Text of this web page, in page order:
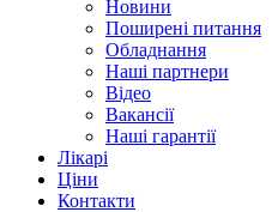
Новини
Поширені питання
Обладнання
Наші партнери
Відео
Вакансії
Наші гарантії
Лікарі
Ціни
Контакти